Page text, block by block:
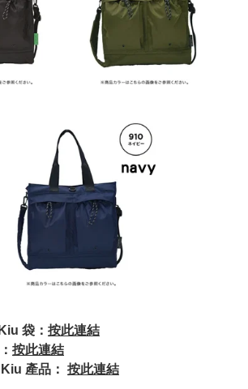
袋： 按此連結
按此連結
產品： 按此連結